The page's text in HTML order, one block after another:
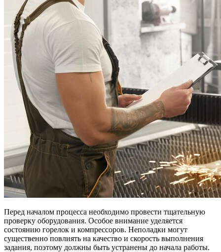
Перед началом процесса необходимо провести тщательную
проверку оборудования. Особое внимание уделяется
состоянию горелок и компрессоров. Неполадки могут
существенно повлиять на качество и скорость выполнения
задания, поэтому должны быть устранены до начала работы.